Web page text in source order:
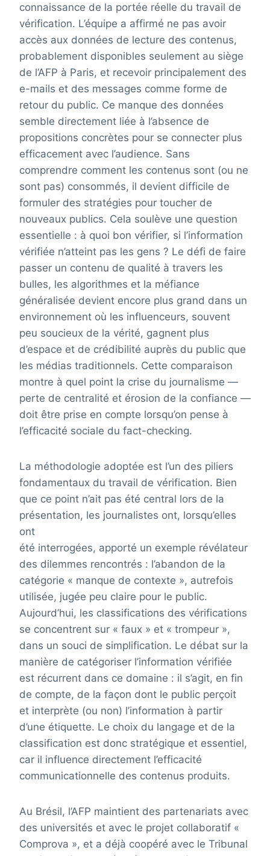
connaissance de la portée réelle du travail de
vérification. L’équipe a affirmé ne pas avoir
accès aux données de lecture des contenus,
probablement disponibles seulement au siège
de l’AFP à Paris, et recevoir principalement des
e-mails et des messages comme forme de
retour du public. Ce manque des données
semble directement liée à l’absence de
propositions concrètes pour se connecter plus
efficacement avec l’audience. Sans
comprendre comment les contenus sont (ou ne
sont pas) consommés, il devient difficile de
formuler des stratégies pour toucher de
nouveaux publics. Cela soulève une question
essentielle : à quoi bon vérifier, si l’information
vérifiée n’atteint pas les gens ? Le défi de faire
passer un contenu de qualité à travers les
bulles, les algorithmes et la méfiance
généralisée devient encore plus grand dans un
environnement où les influenceurs, souvent
peu soucieux de la vérité, gagnent plus
d’espace et de crédibilité auprès du public que
les médias traditionnels. Cette comparaison
montre à quel point la crise du journalisme —
perte de centralité et érosion de la confiance —
doit être prise en compte lorsqu’on pense à
l’efficacité sociale du fact-checking.
La méthodologie adoptée est l’un des piliers
fondamentaux du travail de vérification. Bien
que ce point n’ait pas été central lors de la
présentation, les journalistes ont, lorsqu’elles
ont
été interrogées, apporté un exemple révélateur
des dilemmes rencontrés : l’abandon de la
catégorie « manque de contexte », autrefois
utilisée, jugée peu claire pour le public.
Aujourd’hui, les classifications des vérifications
se concentrent sur « faux » et « trompeur »,
dans un souci de simplification. Le débat sur la
manière de catégoriser l’information vérifiée
est récurrent dans ce domaine : il s’agit, en fin
de compte, de la façon dont le public perçoit
et interprète (ou non) l’information à partir
d’une étiquette. Le choix du langage et de la
classification est donc stratégique et essentiel,
car il influence directement l’efficacité
communicationnelle des contenus produits.
Au Brésil, l’AFP maintient des partenariats avec
des universités et avec le projet collaboratif «
Comprova », et a déjà coopéré avec le Tribunal